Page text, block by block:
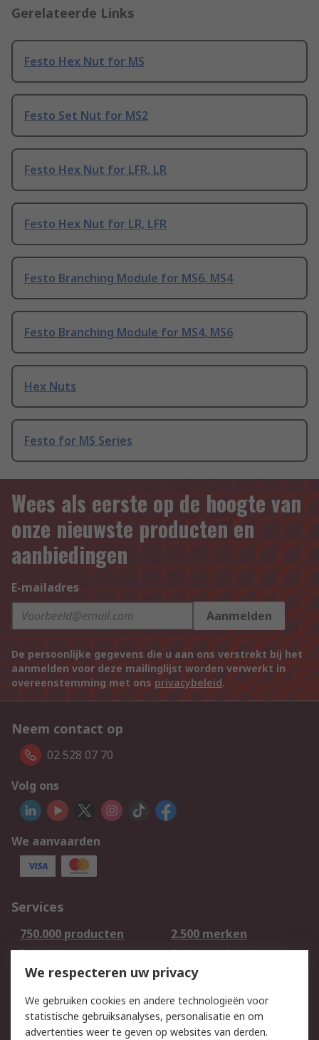
Gerelateerde Links
Festo Hex Nut for MS
Festo Set Nut for MS2
Festo Hex Nut for LFR, LR
Festo Hex Nut for LR, LFR
Festo Branching Module for MS6, MS4
Festo Branching Module for MS4, MS6
Hex Nuts
Festo for MS Series
Wees als eerste op de hoogte van
onze nieuwste producten en
aanbiedingen
E-mailadres
Aanmelden
De persoonlijke gegevens die u aan ons verstrekt bij het
aanmelden voor deze mailinglijst worden verwerkt in
overeenstemming met ons privacybeleid.
Neem contact op
02 528 07 70
Volg ons
We aanvaarden
Services
750.000 producten
2.500 merken
Bestellen
Inkoopoplossingen
Retouren
Technisch advies
Track & Trace
Wettelijk
We respecteren uw privacy
We gebruiken cookies en andere technologieën voor
statistische gebruiksanalyses, personalisatie en om
advertenties weer te geven op websites van derden.